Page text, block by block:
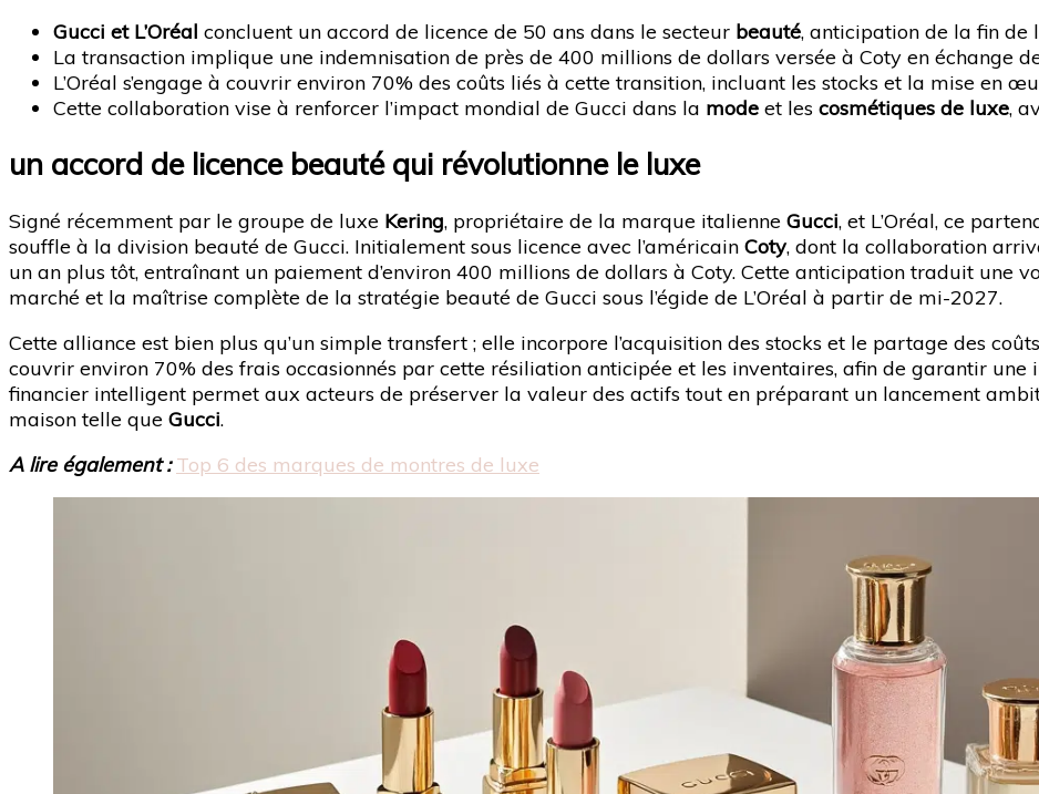
Gucci et L’Oréal concluent un accord de licence de 50 ans dans le secteur beauté, anticipation de la fin de
La transaction implique une indemnisation de près de 400 millions de dollars versée à Coty en échange
L’Oréal s’engage à couvrir environ 70% des coûts liés à cette transition, incluant les stocks et la mise en
Cette collaboration vise à renforcer l’impact mondial de Gucci dans la mode et les cosmétiques de luxe,
un accord de licence beauté qui révolutionne le luxe
Signé récemment par le groupe de luxe Kering, propriétaire de la marque italienne Gucci, et L’Oréal, ce
souffle à la division beauté de Gucci. Initialement sous licence avec l’américain Coty, dont la collaboration
un an plus tôt, entraînant un paiement d’environ 400 millions de dollars à Coty. Cette anticipation traduit une
marché et la maîtrise complète de la stratégie beauté de Gucci sous l’égide de L’Oréal à partir de mi-2027.
Cette alliance est bien plus qu’un simple transfert ; elle incorpore l’acquisition des stocks et le partage des
couvrir environ 70% des frais occasionnés par cette résiliation anticipée et les inventaires, afin de garantir
financier intelligent permet aux acteurs de préserver la valeur des actifs tout en préparant un lancement
maison telle que Gucci.
A lire également : Top 6 des marques de montres de luxe